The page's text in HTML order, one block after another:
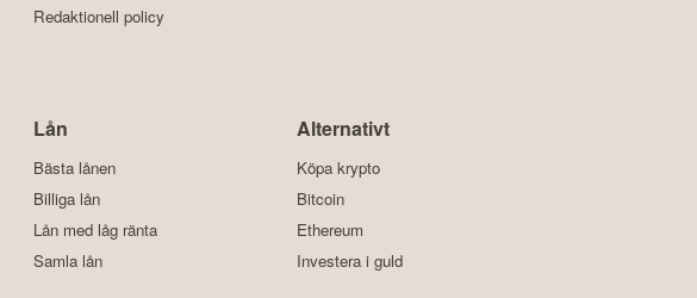
Redaktionell policy
Lån
Bästa lånen
Billiga lån
Lån med låg ränta
Samla lån
Alternativt
Köpa krypto
Bitcoin
Ethereum
Investera i guld